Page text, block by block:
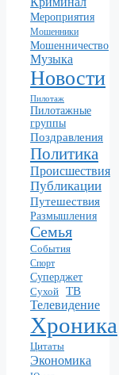
Мероприятия
Мошенники
Мошенничество
Музыка
Новости
Пилотаж
Пилотажные
группы
Поздравления
Политика
Происшествия
Публикации
Путешествия
Размышления
Семья
События
Спорт
Суперджет
Сухой ТВ
Телевидение
Хроника
Цитаты
Экономика